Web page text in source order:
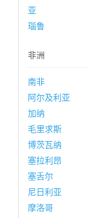
亚
瑙鲁
非洲
南非
阿尔及利亚
加纳
毛里求斯
博茨瓦纳
塞拉利昂
塞舌尔
尼日利亚
摩洛哥